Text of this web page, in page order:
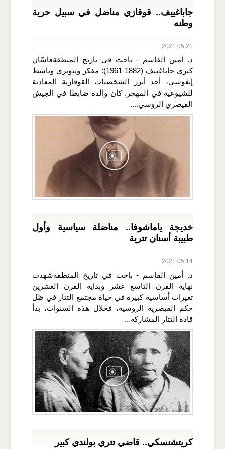
جاباغييف.. قوقازي مناضل في سبيل حرية
وطنه
2021.05.21
د. أمين القاسم - باحث في تاريخ المنطقةفاسّان
كيري جاباغييف (1882-1961): مفكر وتنويري وناشط
إنغوشي، أحد أبرز الشخصيات القوقازية المعادية
للشيوعية في المهجر. كان والده ضابطا في الجيش
القيصري الروسي....
خديجة ياماشوفا.. مناضلة سياسية وأول
طبيبة أسنان تترية
2021.05.14
د. أمين القاسم - باحث في تاريخ المنطقةشهدت
نهاية القرن التاسع عشر وبداية القرن العشرين
تغيرات أساسية كبيرة في حياة مجتمع التتار في ظل
حكم القيصرية الروسية، فخلال هذه السنوات، بدأ
قادة التتار المشاركة...
كريتشنسكي.. قاضي تتري بولندي كبير